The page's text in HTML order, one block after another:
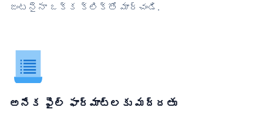
జంటనైనా ఒక్క క్లిక్‌తో మార్చండి.
అనేక ఫైల్ ఫార్మాట్‌లకు మద్దతు